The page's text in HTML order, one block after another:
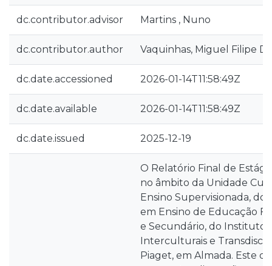
dc.contributor.advisor Martins , Nuno
dc.contributor.author Vaquinhas, Miguel Filipe
dc.date.accessioned 2026-01-14T11:58:49Z
dc.date.available 2026-01-14T11:58:49Z
dc.date.issued 2025-12-19
O Relatório Final de
no âmbito da Unidade
Ensino Supervisionada, do
em Ensino de Educação
e Secundário, do Instituto
Interculturais e
Piaget, em Almada. Este